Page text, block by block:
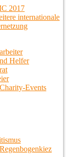
2017
internationale
Helfer
Events